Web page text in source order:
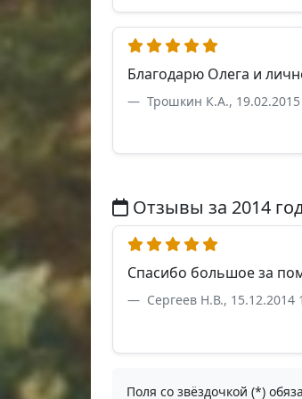
Благодарю Олега и
Трошкин К.А.,
Отзывы за 2014
Спасибо большое за
Сергеев Н.В., 15.12.2014
Поля со звёздочкой (*)